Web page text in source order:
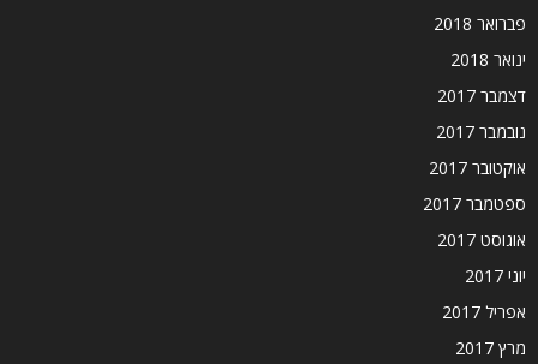
פברואר 2018
ינואר 2018
דצמבר 2017
נובמבר 2017
אוקטובר 2017
ספטמבר 2017
אוגוסט 2017
יוני 2017
אפריל 2017
מרץ 2017